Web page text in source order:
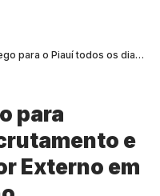
Vagas Piauí - Oportunidades de emprego para o Piauí todos os dias>
para
e
Externo em